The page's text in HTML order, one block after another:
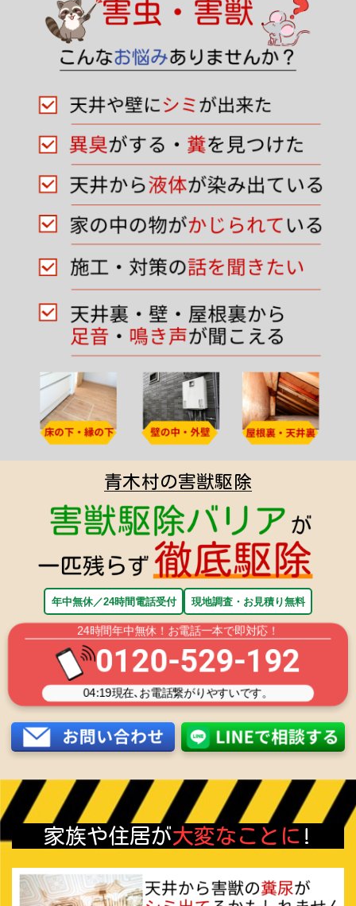
青木村の害獣駆除
年中無休／24時間電話受付 現地調査・お見積り無料
24時間年中無休！お電話一本で即対応！
0120-529-192
04:19現在､お電話繋がりやすいです。
家族や住居が大変なことに !